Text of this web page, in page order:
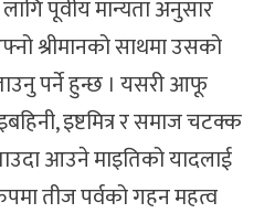
पूर्वीय मान्यता अनुसार
श्रीमानको साथमा उसको
पर्ने हुन्छ । यसरी आफू
इष्टमित्र र समाज चटक्क
आउने माइतिको यादलाई
तीज पर्वको गहन महत्व